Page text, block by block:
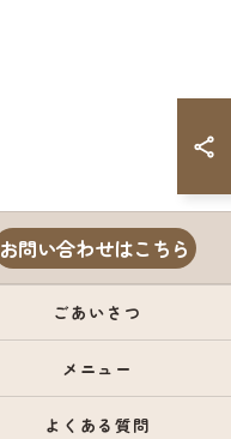
お問い合わせはこちら
ごあいさつ
メニュー
よくある質問